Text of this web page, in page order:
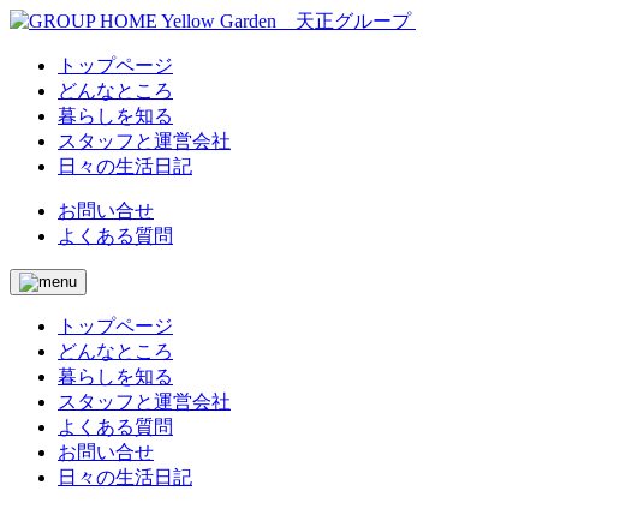
トップページ
どんなところ
暮らしを知る
スタッフと運営会社
日々の生活日記
お問い合せ
よくある質問
トップページ
どんなところ
暮らしを知る
スタッフと運営会社
よくある質問
お問い合せ
日々の生活日記